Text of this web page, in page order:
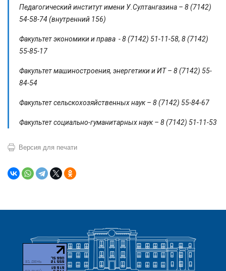
Педагогический институт имени У.Султангазина – 8 (7142)
54-58-74 (внутренний 156)
Факультет экономики и права - 8 (7142) 51-11-58, 8 (7142)
55-85-17
Факультет машиностроения, энергетики и ИТ – 8 (7142) 55-
84-54
Факультет сельскохозяйственных наук – 8 (7142) 55-84-67
Факультет социально-гуманитарных наук – 8 (7142) 51-11-53
Версия для печати